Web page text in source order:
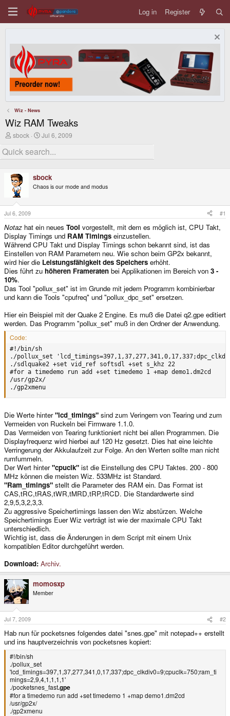
Log in Register
Wiz - News
Wiz RAM Tweaks
T
r
e
d
s
t
a
r
t
e
r
sbock
S
a
r
a
t
Jul 6, 2009
sbock
Chaos is our mode and modus
Jul 6, 2009 #1
Notaz hat ein neues Tool vorgestellt, mit dem es möglich ist, CPU Takt,
Display Timings und RAM Timings einzustellen.
Während CPU Takt und Display Timings schon bekannt sind, ist das
Einstellen von RAM Parametern neu. Wie schon beim GP2x bekannt,
wird hier die Leistungsfähigkeit des Speichers erhöht.
Dies führt zu höheren Frameraten bei Applikationen im Bereich von 3 -
10%.
Das Tool "pollux_set" ist im Grunde mit jedem Programm kombinierbar
und kann die Tools "cpufreq" und "pollux_dpc_set" ersetzen.
Hier ein Beispiel mit der Quake 2 Engine. Es muß die Datei q2.gpe editiert
werden. Das Programm "pollux_set" muß in den Ordner der Anwendung.
Code:
#!/bin/sh
./pollux_set
./sdlquake2 +set vid_ref softsdl +set s_khz 22
#for a timedemo run add +set timedemo 1 +map demo1.dm2cd
/usr/gp2x/
./gp2xmenu
Die Werte hinter"lcd_timings" sind zum Veringern von Tearing und zum
Vermeiden von Ruckeln bei Firmware 1.1.0.
Das Vermeiden von Tearing funktioniert nicht bei allen Programmen. Die
Displayfrequenz wird hierbei auf 120 Hz gesetzt. Dies hat eine leichte
Verringerung der Akkulaufzeit zur Folge. An den Werten sollte man nicht
rumfummeln.
Der Wert hinter"cpuclk" ist die Einstellung des CPU Taktes. 200 - 800
MHz können die meisten Wiz. 533MHz ist Standard.
"Ram_timings" stellt die Parameter des RAM ein. Das Format ist
CAS,tRC,tRAS,tWR,tMRD,tRP,tRCD. Die Standardwerte sind
2,9,5,3,2,3,3.
Zu aggressive Speichertimings lassen den Wiz abstürzen. Welche
Speichertimings Euer Wiz verträgt ist wie der maximale CPU Takt
unterschiedlich.
Wichtig ist, dass die Änderungen in dem Script mit einem Unix
kompatiblen Editor durchgeführt werden.
Download: Archiv.
momosxp
Member
Jul 7, 2009 #2
Hab nun für pocketsnes folgendes datei "snes.gpe" mit notepad++ erstellt
und ins hauptverzeichnis von pocketsnes kopiert:
#!/bin/sh
./pollux_set
'lcd_timings=397,1,37,277,341,0,17,337;dpc_clkdiv0=9;cpuclk=750;ram_ti
mings=2,9,4,1,1,1,1'
./pocketsnes_fast.gpe
#for a timedemo run add +set timedemo 1 +map demo1.dm2cd
/usr/gp2x/
./gp2xmenu